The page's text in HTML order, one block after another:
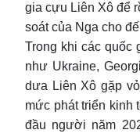
gia cựu Liên Xô để
soát của Nga cho
Trong khi các quốc
như Ukraine,
dưa Liên Xô gặp
mức phát triển kinh
đầu người năm